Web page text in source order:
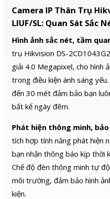
Camera IP Thân Trụ
LIUF/SL: Quan Sát Sắc
Hình ảnh sắc nét, tầm
trụ Hikvision DS-
giải 4.0 Megapixel, cho hình
trong điều kiện ánh sáng
đến 30 mét đảm bảo bạn
bất kể ngày đêm.
Phát hiện thông minh,
tích hợp tính năng phát hiện
bạn nhận thông báo kịp thời
Chế độ đèn thông minh tự
môi trường, đảm bảo hình
kiện.